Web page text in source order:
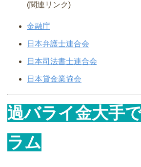
(関連リンク)
金融庁
日本弁護士連合会
日本司法書士連合会
日本貸金業協会
過バライ金大手
ラム